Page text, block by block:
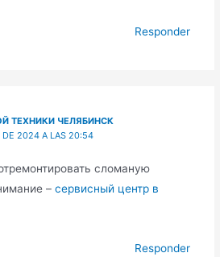
Responder
ТЕХНИКИ ЧЕЛЯБИНСК
DE 2024 A LAS 20:54
сломаную
– сервисный центр в
Responder